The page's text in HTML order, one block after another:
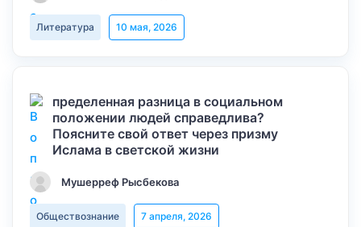
Литература 10 мая, 2026
пределенная разница в социальном
положении людей справедлива?
Поясните свой ответ через призму
Ислама в светской жизни
Мушерреф Рысбекова
Обществознание 7 апреля, 2026